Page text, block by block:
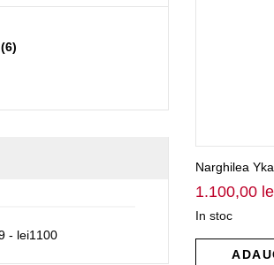
(6)
- lei1100
Narghilea
1.100,00
In stoc